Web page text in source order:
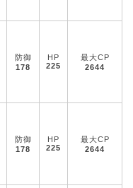
防御
178
HP
225
最大CP
2644
防御
178
HP
225
最大CP
2644